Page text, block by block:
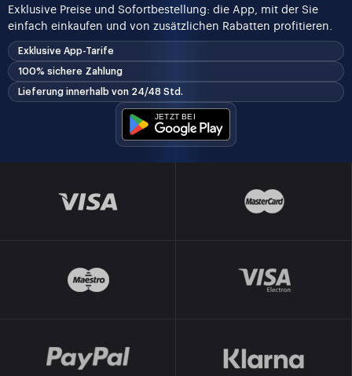
Exklusive Preise und Sofortbestellung: die App, mit der Sie
einfach einkaufen und von zusätzlichen Rabatten profitieren.
Exklusive App-Tarife
100% sichere Zahlung
Lieferung innerhalb von 24/48 Std.